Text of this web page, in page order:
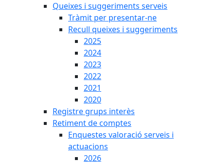
Queixes i suggeriments serveis
Tràmit per presentar-ne
Recull queixes i suggeriments
2025
2024
2023
2022
2021
2020
Registre grups interès
Retiment de comptes
Enquestes valoració serveis i
actuacions
2026